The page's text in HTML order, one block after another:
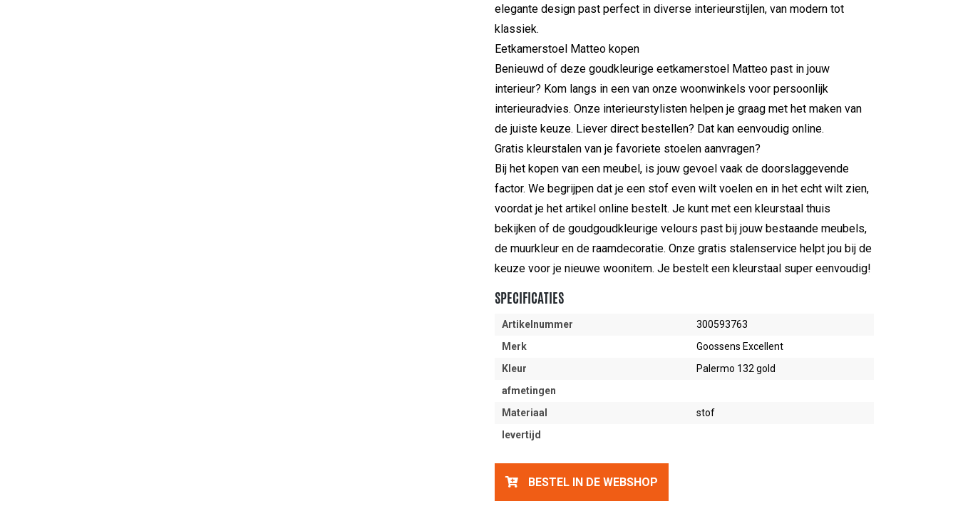
elegante design past perfect in diverse interieurstijlen, van modern tot
klassiek.
Eetkamerstoel Matteo kopen
Benieuwd of deze goudkleurige eetkamerstoel Matteo past in jouw
interieur? Kom langs in een van onze woonwinkels voor persoonlijk
interieuradvies. Onze interieurstylisten helpen je graag met het maken van
de juiste keuze. Liever direct bestellen? Dat kan eenvoudig online.
Gratis kleurstalen van je favoriete stoelen aanvragen?
Bij het kopen van een meubel, is jouw gevoel vaak de doorslaggevende
factor. We begrijpen dat je een stof even wilt voelen en in het echt wilt zien,
voordat je het artikel online bestelt. Je kunt met een kleurstaal thuis
bekijken of de goudgoudkleurige velours past bij jouw bestaande meubels,
de muurkleur en de raamdecoratie. Onze gratis stalenservice helpt jou bij de
keuze voor je nieuwe woonitem. Je bestelt een kleurstaal super eenvoudig!
SPECIFICATIES
Artikelnummer
300593763
Merk
Goossens Excellent
Kleur
Palermo 132 gold
afmetingen
Materiaal
stof
levertijd
BESTEL IN DE WEBSHOP